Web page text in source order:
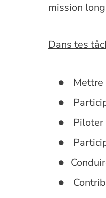
mission
Dans tes
Piloter